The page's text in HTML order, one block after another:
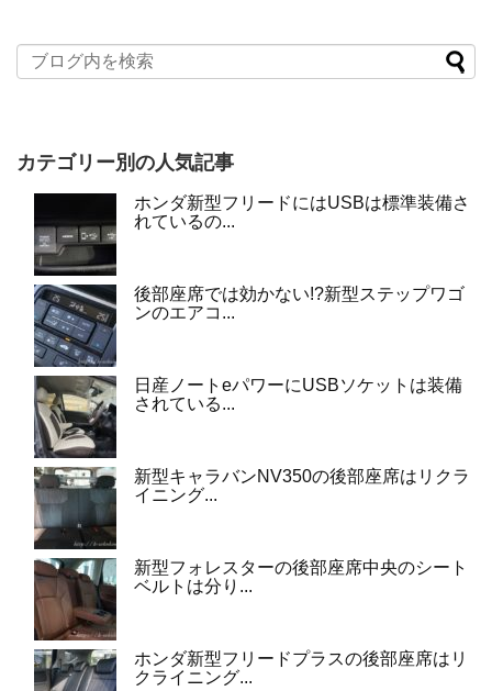
カテゴリー別の人気記事
ホンダ新型フリードにはUSBは標準装備さ
れているの...
後部座席では効かない!?新型ステップワゴ
ンのエアコ...
日産ノートeパワーにUSBソケットは装備
されている...
新型キャラバンNV350の後部座席はリクラ
イニング...
新型フォレスターの後部座席中央のシート
ベルトは分り...
ホンダ新型フリードプラスの後部座席はリ
クライニング...